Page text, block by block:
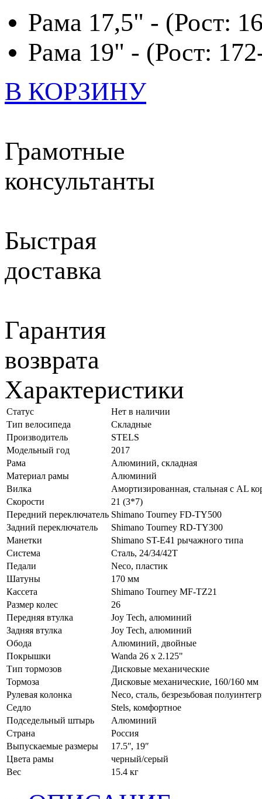
Рама 17,5" - (Рост:
Рама 19" - (Рост:
В КОРЗИНУ
Грамотные
консультанты
Быстрая
доставка
Гарантия
возврата
Характеристики
Статус
Нет в наличии
Тип велосипеда
Складные
Производитель
STELS
Модельный год
2017
Рама
Алюминий, складная
Материал рамы
Алюминий
Вилка
Амортизированная, стальная с AL
Скорости
21 (3*7)
Передний переключатель Shimano Tourney FD-TY500
Задний переключатель
Shimano Tourney RD-TY300
Манетки
Shimano ST-E41 рычажного типа
Система
Сталь, 24/34/42T
Педали
Neco, пластик
Шатуны
170 мм
Кассета
Shimano Tourney MF-TZ21
Размер колес
26
Передняя втулка
Joy Tech, алюминий
Задняя втулка
Joy Tech, алюминий
Обода
Алюминий, двойные
Покрышки
Wanda 26 x 2.125"
Тип тормозов
Дисковые механические
Тормоза
Дисковые механические, 160/160 мм
Рулевая колонка
Neco, сталь, безрезьбовая
Седло
Stels, комфортное
Подседельный штырь
Алюминий
Страна
Россия
Выпускаемые размеры
17.5ʺ, 19ʺ
Цвета рамы
черный/серый
Вес
15.4 кг